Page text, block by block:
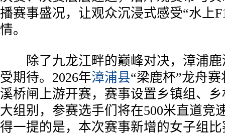
播赛事盛况，让观众沉浸式感受“水上
情。
除了九龙江畔的巅峰对决，漳浦鹿
受期待。2026年漳浦县“梁鹿杯”龙舟
溪桥闸上游开赛，赛事设置乡镇组、
大组别，参赛选手们将在500米直道竞
得一提的是，本次赛事新增的女子组